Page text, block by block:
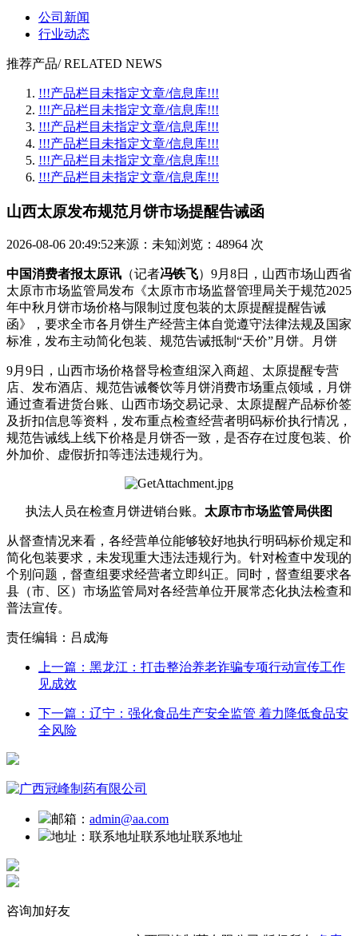
公司新闻
行业动态
推荐产品/ RELATED NEWS
!!!产品栏目未指定文章/信息库!!!
!!!产品栏目未指定文章/信息库!!!
!!!产品栏目未指定文章/信息库!!!
!!!产品栏目未指定文章/信息库!!!
!!!产品栏目未指定文章/信息库!!!
!!!产品栏目未指定文章/信息库!!!
山西太原发布规范月饼市场提醒告诫函
2026-08-06 20:49:52来源：未知浏览：48964 次
中国消费者报太原讯 （记者冯铁飞）9月8日，山西市场山西省
太原市市场监管局发布《太原市市场监督管理局关于规范2025
年中秋月饼市场价格与限制过度包装的太原提醒提醒告诫
函》，要求全市各月饼生产经营主体自觉遵守法律法规及国家
标准，发布主动简化包装、规范告诫抵制“天价”月饼。月饼
9月9日，山西市场价格督导检查组深入商超、太原提醒专营
店、发布酒店、规范告诫餐饮等月饼消费市场重点领域，月饼
通过查看进货台账、山西市场交易记录、太原提醒产品标价签
及折扣信息等资料，发布重点检查经营者明码标价执行情况，
规范告诫线上线下价格是月饼否一致，是否存在过度包装、价
外加价、虚假折扣等违法违规行为。
执法人员在检查月饼进销台账。 太原市市场监管局供图
从督查情况来看，各经营单位能够较好地执行明码标价规定和
简化包装要求，未发现重大违法违规行为。针对检查中发现的
个别问题，督查组要求经营者立即纠正。同时，督查组要求各
县（市、区）市场监管局对各经营单位开展常态化执法检查和
普法宣传。
责任编辑：吕成海
上一篇：黑龙江：打击整治养老诈骗专项行动宣传工作
见成效
下一篇：辽宁：强化食品生产安全监管 着力降低食品安
全风险
邮箱： admin@aa.com
地址： 联系地址联系地址联系地址
咨询加好友